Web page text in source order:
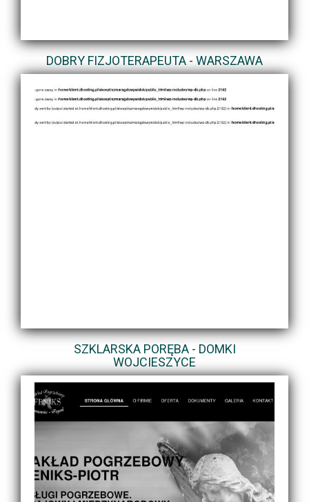
DOBRY FIZJOTERAPEUTA - WARSZAWA
SZKLARSKA PORĘBA - DOMKI
WOJCIESZYCE